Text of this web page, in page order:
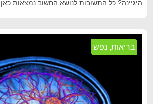
היגיינה? כל התשובות לנושא החשוב נמצאות
בריאות, נפש